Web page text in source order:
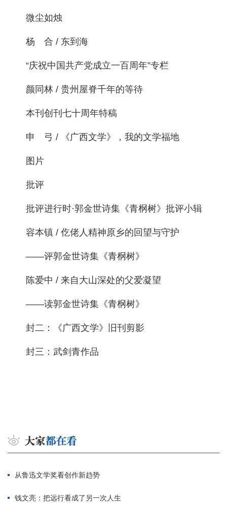
微尘如烛
杨 合 / 东到海
“庆祝中国共产党成立一百周年”专栏
颜同林 / 贵州屋脊千年的等待
本刊创刊七十周年特稿
申 弓 / 《广西文学》，我的文学福地
图片
批评
批评进行时·郭金世诗集《青㭎树》批评小辑
容本镇 / 仡佬人精神原乡的回望与守护
——评郭金世诗集《青㭎树》
陈爱中 / 来自大山深处的父爱凝望
——读郭金世诗集《青㭎树》
封二：《广西文学》旧刊剪影
封三：武剑青作品
从鲁迅文学奖看创作新趋势
钱文亮：把远行看成了另一次人生